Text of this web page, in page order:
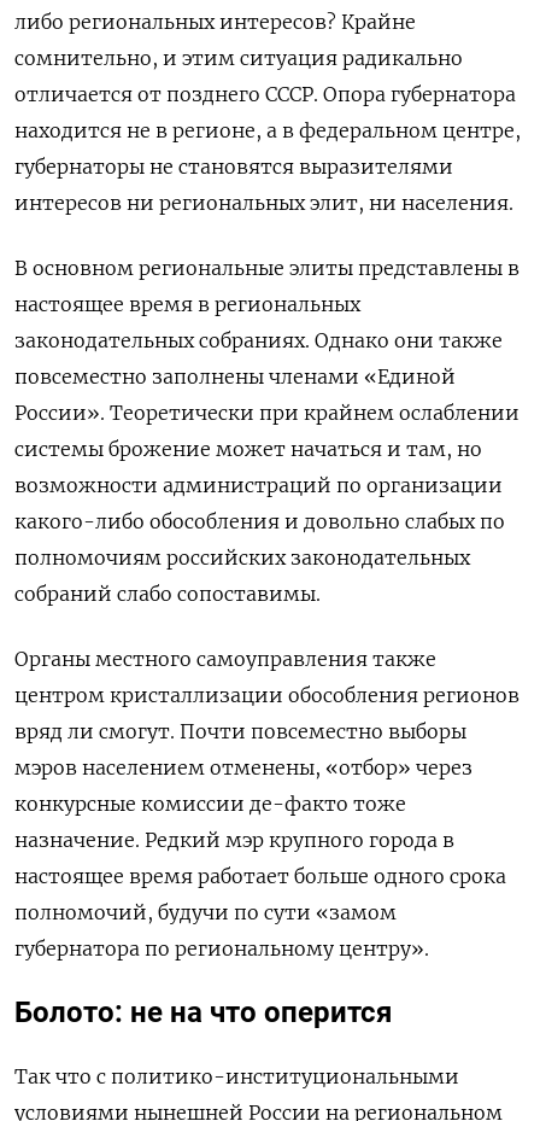
либо региональных интересов? Крайне
сомнительно, и этим ситуация радикально
отличается от позднего СССР. Опора губернатора
находится не в регионе, а в федеральном центре,
губернаторы не становятся выразителями
интересов ни региональных элит, ни населения.
В основном региональные элиты представлены в
настоящее время в региональных
законодательных собраниях. Однако они также
повсеместно заполнены членами «Единой
России». Теоретически при крайнем ослаблении
системы брожение может начаться и там, но
возможности администраций по организации
какого-либо обособления и довольно слабых по
полномочиям российских законодательных
собраний слабо сопоставимы.
Органы местного самоуправления также
центром кристаллизации обособления регионов
вряд ли смогут. Почти повсеместно выборы
мэров населением отменены, «отбор» через
конкурсные комиссии де-факто тоже
назначение. Редкий мэр крупного города в
настоящее время работает больше одного срока
полномочий, будучи по сути «замом
губернатора по региональному центру».
Болото: не на что оперится
Так что с политико-институциональными
условиями нынешней России на региональном